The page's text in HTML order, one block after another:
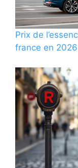
Prix de
france en